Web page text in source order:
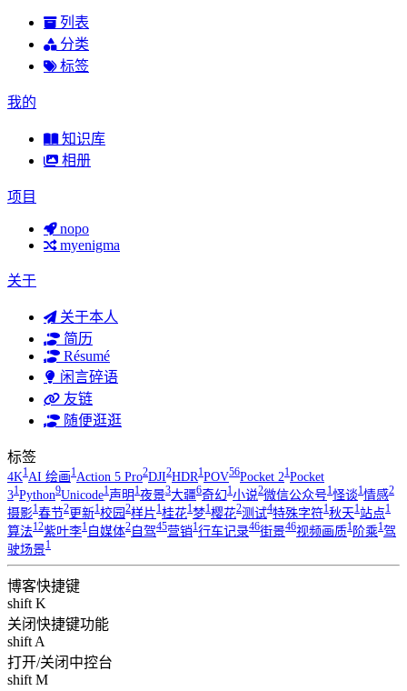
列表
分类
标签
我的
知识库
相册
项目
nopo
myenigma
关于
关于本人
简历
Résumé
闲言碎语
友链
随便逛逛
标签
4K1AI 绘画1Action 5 Pro2DJI2HDR1POV56Pocket 21Pocket
31Python9Unicode1声明1夜景3大疆6奇幻1小说2微信公众号1怪谈1情感2
摄影1春节2更新1校园2样片1桂花1梦1樱花2测试4特殊字符1秋天1站点1
算法12紫叶李1自媒体2自驾45营销1行车记录46街景46视频画质1阶乘1驾
驶场景1
博客快捷键
shift K
关闭快捷键功能
shift A
打开/关闭中控台
shift M